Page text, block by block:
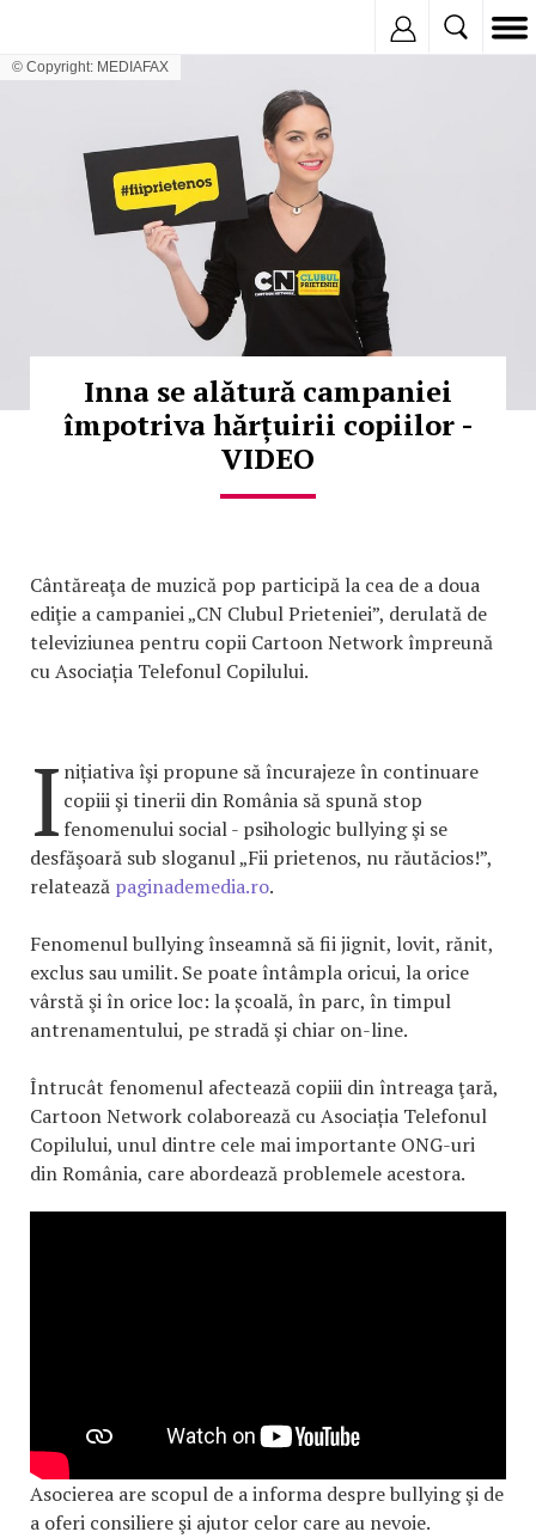
© Copyright: MEDIAFAX
Inna se alătură campaniei
împotriva hărțuirii copiilor -
VIDEO
Cântăreaţa de muzică pop participă la cea de a doua
ediţie a campaniei „CN Clubul Prieteniei”, derulată de
televiziunea pentru copii Cartoon Network împreună
cu Asociația Telefonul Copilului.
I nițiativa îşi propune să încurajeze în continuare
copiii şi tinerii din România să spună stop
fenomenului social - psihologic bullying şi se
desfăşoară sub sloganul „Fii prietenos, nu răutăcios!”,
relatează paginademedia.ro.
Fenomenul bullying înseamnă să fii jignit, lovit, rănit,
exclus sau umilit. Se poate întâmpla oricui, la orice
vârstă şi în orice loc: la școală, în parc, în timpul
antrenamentului, pe stradă şi chiar on-line.
Întrucât fenomenul afectează copiii din întreaga ţară,
Cartoon Network colaborează cu Asociația Telefonul
Copilului, unul dintre cele mai importante ONG-uri
din România, care abordează problemele acestora.
Asocierea are scopul de a informa despre bullying şi de
a oferi consiliere şi ajutor celor care au nevoie.